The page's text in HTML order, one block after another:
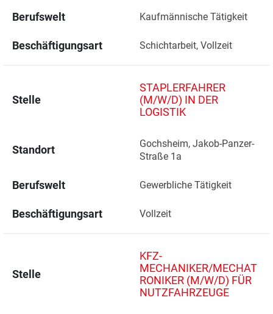
Berufswelt Kaufmännische Tätigkeit
Beschäftigungsart Schichtarbeit, Vollzeit
Stelle
STAPLERFAHRER
(M/W/D) IN DER
LOGISTIK
Standort
Gochsheim, Jakob-Panzer-
Straße 1a
Berufswelt Gewerbliche Tätigkeit
Beschäftigungsart Vollzeit
Stelle
KFZ-
MECHANIKER/MECHAT
RONIKER (M/W/D) FÜR
NUTZFAHRZEUGE